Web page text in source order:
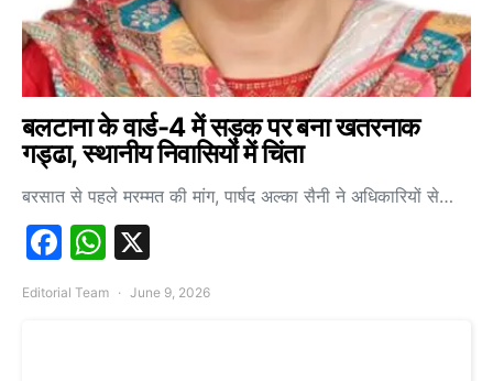
बलटाना के वार्ड-4 में सड़क पर बना खतरनाक
गड्ढा, स्थानीय निवासियों में चिंता
बरसात से पहले मरम्मत की मांग, पार्षद अल्का सैनी ने अधिकारियों से…
Facebook
WhatsApp
Editorial Team June 9, 2026